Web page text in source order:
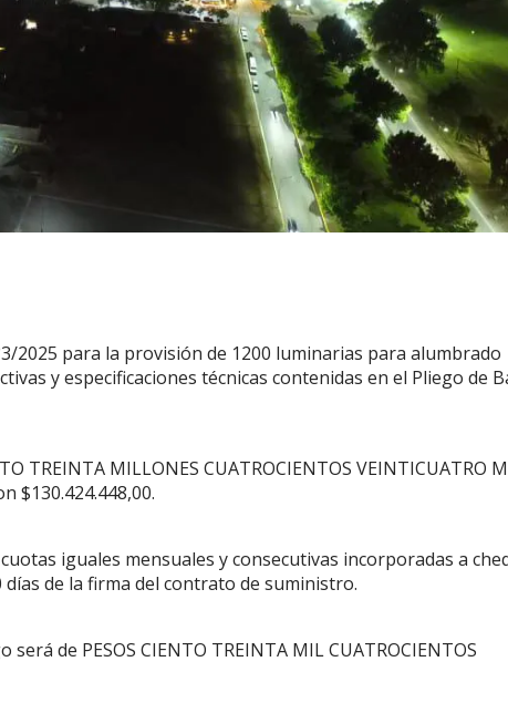
2025 para la provisión de 1200 luminarias para alumbrado
y especificaciones técnicas contenidas en el Pliego de
TREINTA MILLONES CUATROCIENTOS VEINTICUATRO
$130.424.448,00.
iguales mensuales y consecutivas incorporadas a
de la firma del contrato de suministro.
de PESOS CIENTO TREINTA MIL CUATROCIENTOS